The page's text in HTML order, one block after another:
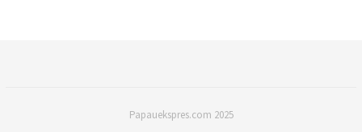
Papauekspres.com 2025